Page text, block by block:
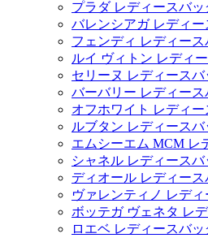
プラダ レディースバッ
バレンシアガ レディ
フェンディ レディース
ルイ ヴィトン レディ
セリーヌ レディースバ
バーバリー レディース
オフホワイト レディ
ルブタン レディースバ
エムシーエム MCM レ
シャネル レディースバ
ディオール レディース
ヴァレンティノ レデ
ボッテガ ヴェネタ レ
ロエベ レディースバッ